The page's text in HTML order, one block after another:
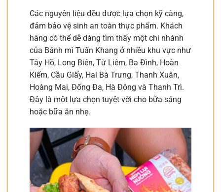
Các nguyên liệu đều được lựa chọn kỹ càng,
đảm bảo vệ sinh an toàn thực phẩm. Khách
hàng có thể dễ dàng tìm thấy một chi nhánh
của Bánh mì Tuấn Khang ở nhiều khu vực như
Tây Hồ, Long Biên, Từ Liêm, Ba Đình, Hoàn
Kiếm, Cầu Giấy, Hai Bà Trưng, Thanh Xuân,
Hoàng Mai, Đống Đa, Hà Đông và Thanh Trì.
Đây là một lựa chọn tuyệt vời cho bữa sáng
hoặc bữa ăn nhẹ.